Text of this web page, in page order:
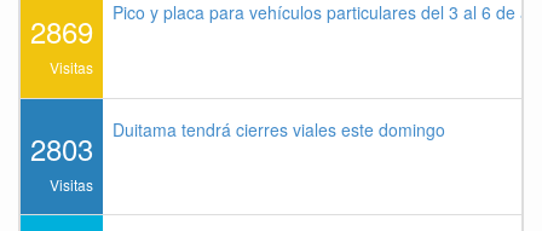
2869
Visitas
Pico y placa para vehículos particulares del 3 al 6 de
2803
Visitas
Duitama tendrá cierres viales este domingo